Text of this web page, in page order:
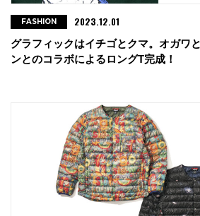
グラフィックはイチゴとクマ。オガワ
ンとのコラボによるロングT完成！
FASHION 2023.12.01